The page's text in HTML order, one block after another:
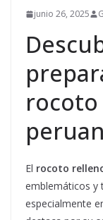
junio 26, 2025
El rocoto
emblemáticos y
especialmente